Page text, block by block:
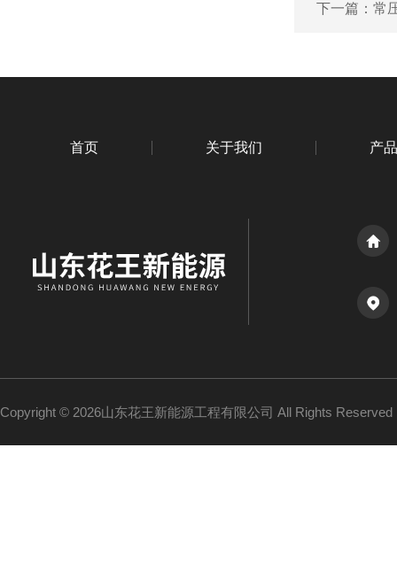
下一篇： 常
首页 关于我们 产
Copyright © 2026山东花王新能源工程有限公司 All Rights